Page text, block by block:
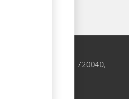
Чуй 122, 4-ый этаж, 720040,